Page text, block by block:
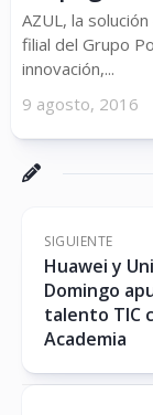
AZUL, la
filial del Grupo
innovación,...
9 agosto, 2016
SIGUIENTE
Huawei y
Domingo
talento TIC
Academia